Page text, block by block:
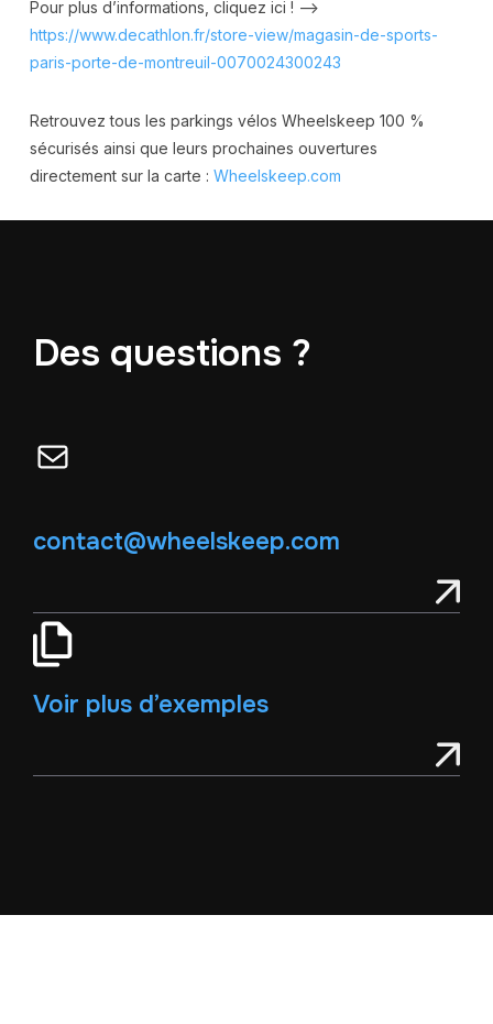
Pour plus d’informations, cliquez ici ! –>
https://www.decathlon.fr/store-view/magasin-de-sports-
paris-porte-de-montreuil-0070024300243
Retrouvez tous les parkings vélos Wheelskeep 100 %
sécurisés ainsi que leurs prochaines ouvertures
directement sur la carte : Wheelskeep.com
Des questions ?
E-mail
contact@wheelskeep.com
Voir plus d’exemples